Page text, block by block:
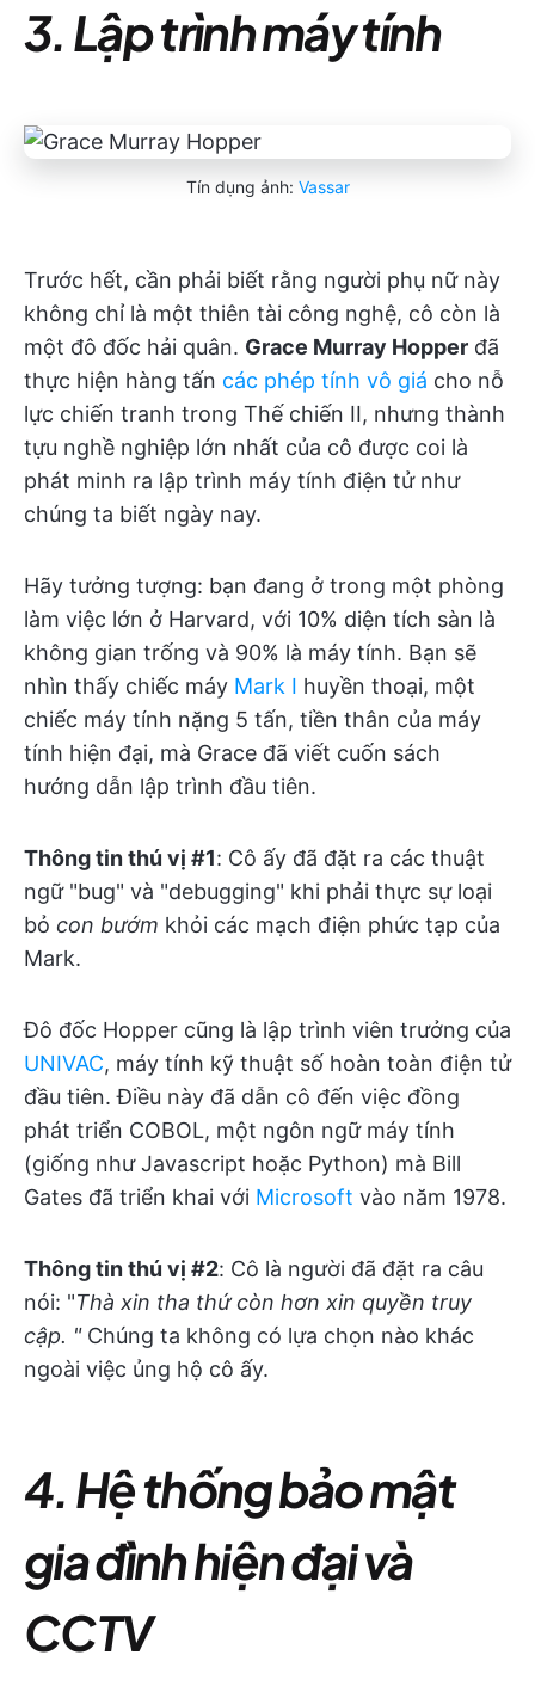
3. Lập trình máy tính
Tín dụng ảnh: Vassar
Trước hết, cần phải biết rằng người phụ nữ này
không chỉ là một thiên tài công nghệ, cô còn là
một đô đốc hải quân. Grace Murray Hopper đã
thực hiện hàng tấn các phép tính vô giá cho nỗ
lực chiến tranh trong Thế chiến II, nhưng thành
tựu nghề nghiệp lớn nhất của cô được coi là
phát minh ra lập trình máy tính điện tử như
chúng ta biết ngày nay.
Hãy tưởng tượng: bạn đang ở trong một phòng
làm việc lớn ở Harvard, với 10% diện tích sàn là
không gian trống và 90% là máy tính. Bạn sẽ
nhìn thấy chiếc máy Mark I huyền thoại, một
chiếc máy tính nặng 5 tấn, tiền thân của máy
tính hiện đại, mà Grace đã viết cuốn sách
hướng dẫn lập trình đầu tiên.
Thông tin thú vị #1: Cô ấy đã đặt ra các thuật
ngữ "bug" và "debugging" khi phải thực sự loại
bỏ con bướm khỏi các mạch điện phức tạp của
Mark.
Đô đốc Hopper cũng là lập trình viên trưởng của
UNIVAC, máy tính kỹ thuật số hoàn toàn điện tử
đầu tiên. Điều này đã dẫn cô đến việc đồng
phát triển COBOL, một ngôn ngữ máy tính
(giống như Javascript hoặc Python) mà Bill
Gates đã triển khai với Microsoft vào năm 1978.
Thông tin thú vị #2: Cô là người đã đặt ra câu
nói: "Thà xin tha thứ còn hơn xin quyền truy
cập. " Chúng ta không có lựa chọn nào khác
ngoài việc ủng hộ cô ấy.
4. Hệ thống bảo mật
gia đình hiện đại và
CCTV